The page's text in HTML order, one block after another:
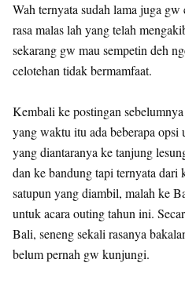
Wah ternyata sudah lama juga
rasa malas lah yang telah
sekarang gw mau sempetin deh
celotehan tidak bermamfaat.
Kembali ke postingan
yang waktu itu ada beberapa
yang diantaranya ke tanjung
dan ke bandung tapi ternyata dari
satupun yang diambil, malah ke
untuk acara outing tahun ini.
Bali, seneng sekali rasanya
belum pernah gw kunjungi.